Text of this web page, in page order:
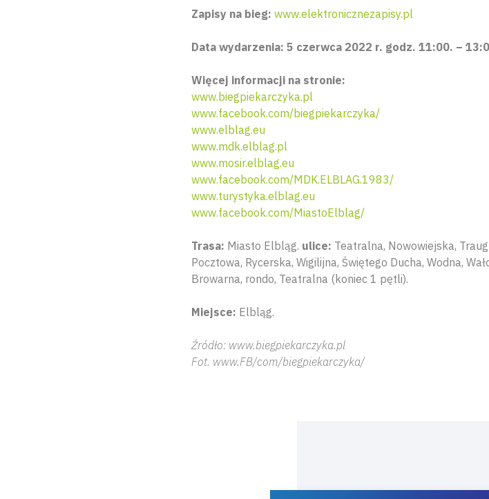
Zapisy na bieg: www.elektronicznezapisy.pl
Data wydarzenia: 5 czerwca 2022 r. godz. 11:00. –
Więcej informacji na stronie:
www.biegpiekarczyka.pl
www.facebook.com/biegpiekarczyka/
www.elblag.eu
www.mdk.elblag.pl
www.mosir.elblag.eu
www.facebook.com/MDK.ELBLAG.1983/
www.turystyka.elblag.eu
www.facebook.com/MiastoElblag/
Trasa: Miasto Elbląg. ulice: Teatralna, Nowowiejska,
Pocztowa, Rycerska, Wigilijna, Świętego Ducha, Wodna,
Browarna, rondo, Teatralna (koniec 1 pętli).
Miejsce: Elbląg.
Źródło: www.biegpiekarczyka.pl
Fot. www.FB/com/biegpiekarczyka/